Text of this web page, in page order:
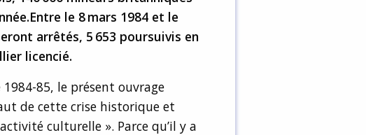
le 8 mars 1984 et le
arrêtés, 5 653 poursuivis en
licencié.
1984-85, le présent ouvrage
de cette crise historique et
culturelle ». Parce qu’il y a